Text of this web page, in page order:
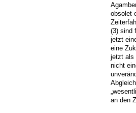
obsolet
(3) sind
jetzt
eine
jetzt als
nicht
an den